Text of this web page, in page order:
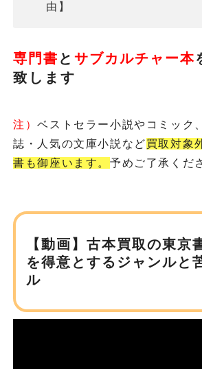
由】
専門書 とサブカルチャー本
致します
注）ベストセラー小説やコミック
誌・人気の文庫小説など買取対象
書も御座います。 予めご了承くだ
【動画】古本買取の東京
を得意とするジャンルと
ル